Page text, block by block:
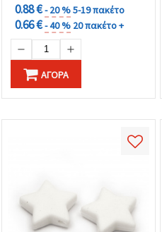
0.88 €- 20 %5-19 πακέτο
0.66 €- 40 % 20 πακέτο +
ΑΓΟΡΆ